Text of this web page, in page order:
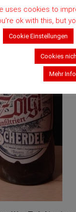
uses cookies to
ok with this, but
Cookie Einstellungen
Cookies
Mehr